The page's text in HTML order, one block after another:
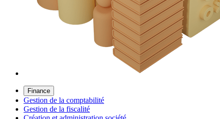
Finance
Gestion de la comptabilité
Gestion de la fiscalité